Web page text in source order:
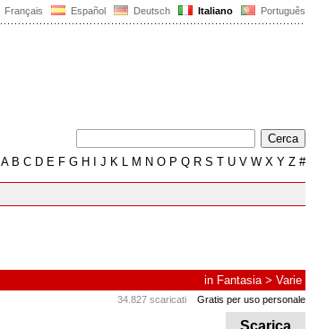
Français Español Deutsch Italiano Português
AB C D E F G H J K L M N O P Q R S T U V W X Y Z #
in Fantasia> Varie
34.827 scaricati Gratis per uso personale
Scarica